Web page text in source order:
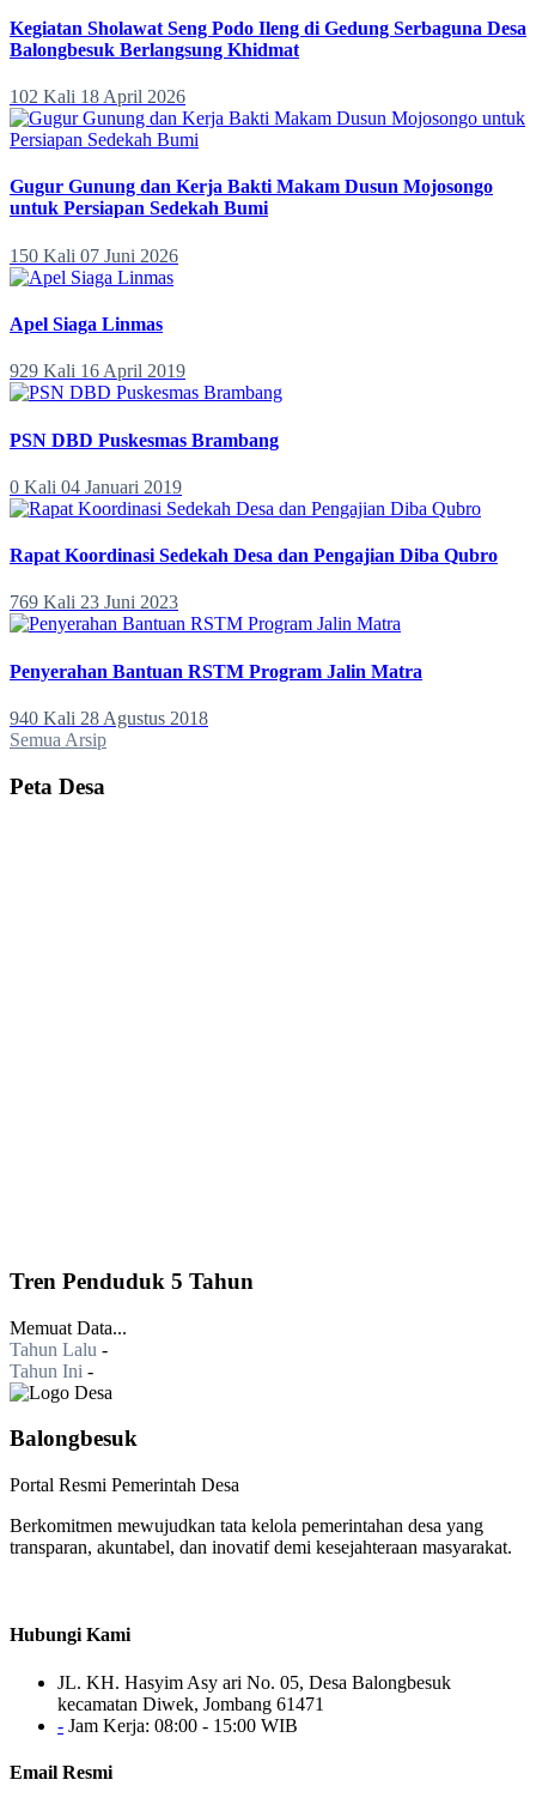
Kegiatan Sholawat Seng Podo Ileng di Gedung Serbaguna Desa
Balongbesuk Berlangsung Khidmat
102 Kali 18 April 2026
Gugur Gunung dan Kerja Bakti Makam Dusun Mojosongo
untuk Persiapan Sedekah Bumi
150 Kali 07 Juni 2026
Apel Siaga Linmas
929 Kali 16 April 2019
PSN DBD Puskesmas Brambang
0 Kali 04 Januari 2019
Rapat Koordinasi Sedekah Desa dan Pengajian Diba Qubro
769 Kali 23 Juni 2023
Penyerahan Bantuan RSTM Program Jalin Matra
940 Kali 28 Agustus 2018
Semua Arsip
Peta Desa
Tren Penduduk 5 Tahun
Memuat Data...
Tahun Lalu -
Tahun Ini -
Balongbesuk
Portal Resmi Pemerintah Desa
Berkomitmen mewujudkan tata kelola pemerintahan desa yang
transparan, akuntabel, dan inovatif demi kesejahteraan masyarakat.
Hubungi Kami
JL. KH. Hasyim Asy ari No. 05, Desa Balongbesuk
kecamatan Diwek, Jombang 61471
- Jam Kerja: 08:00 - 15:00 WIB
Email Resmi